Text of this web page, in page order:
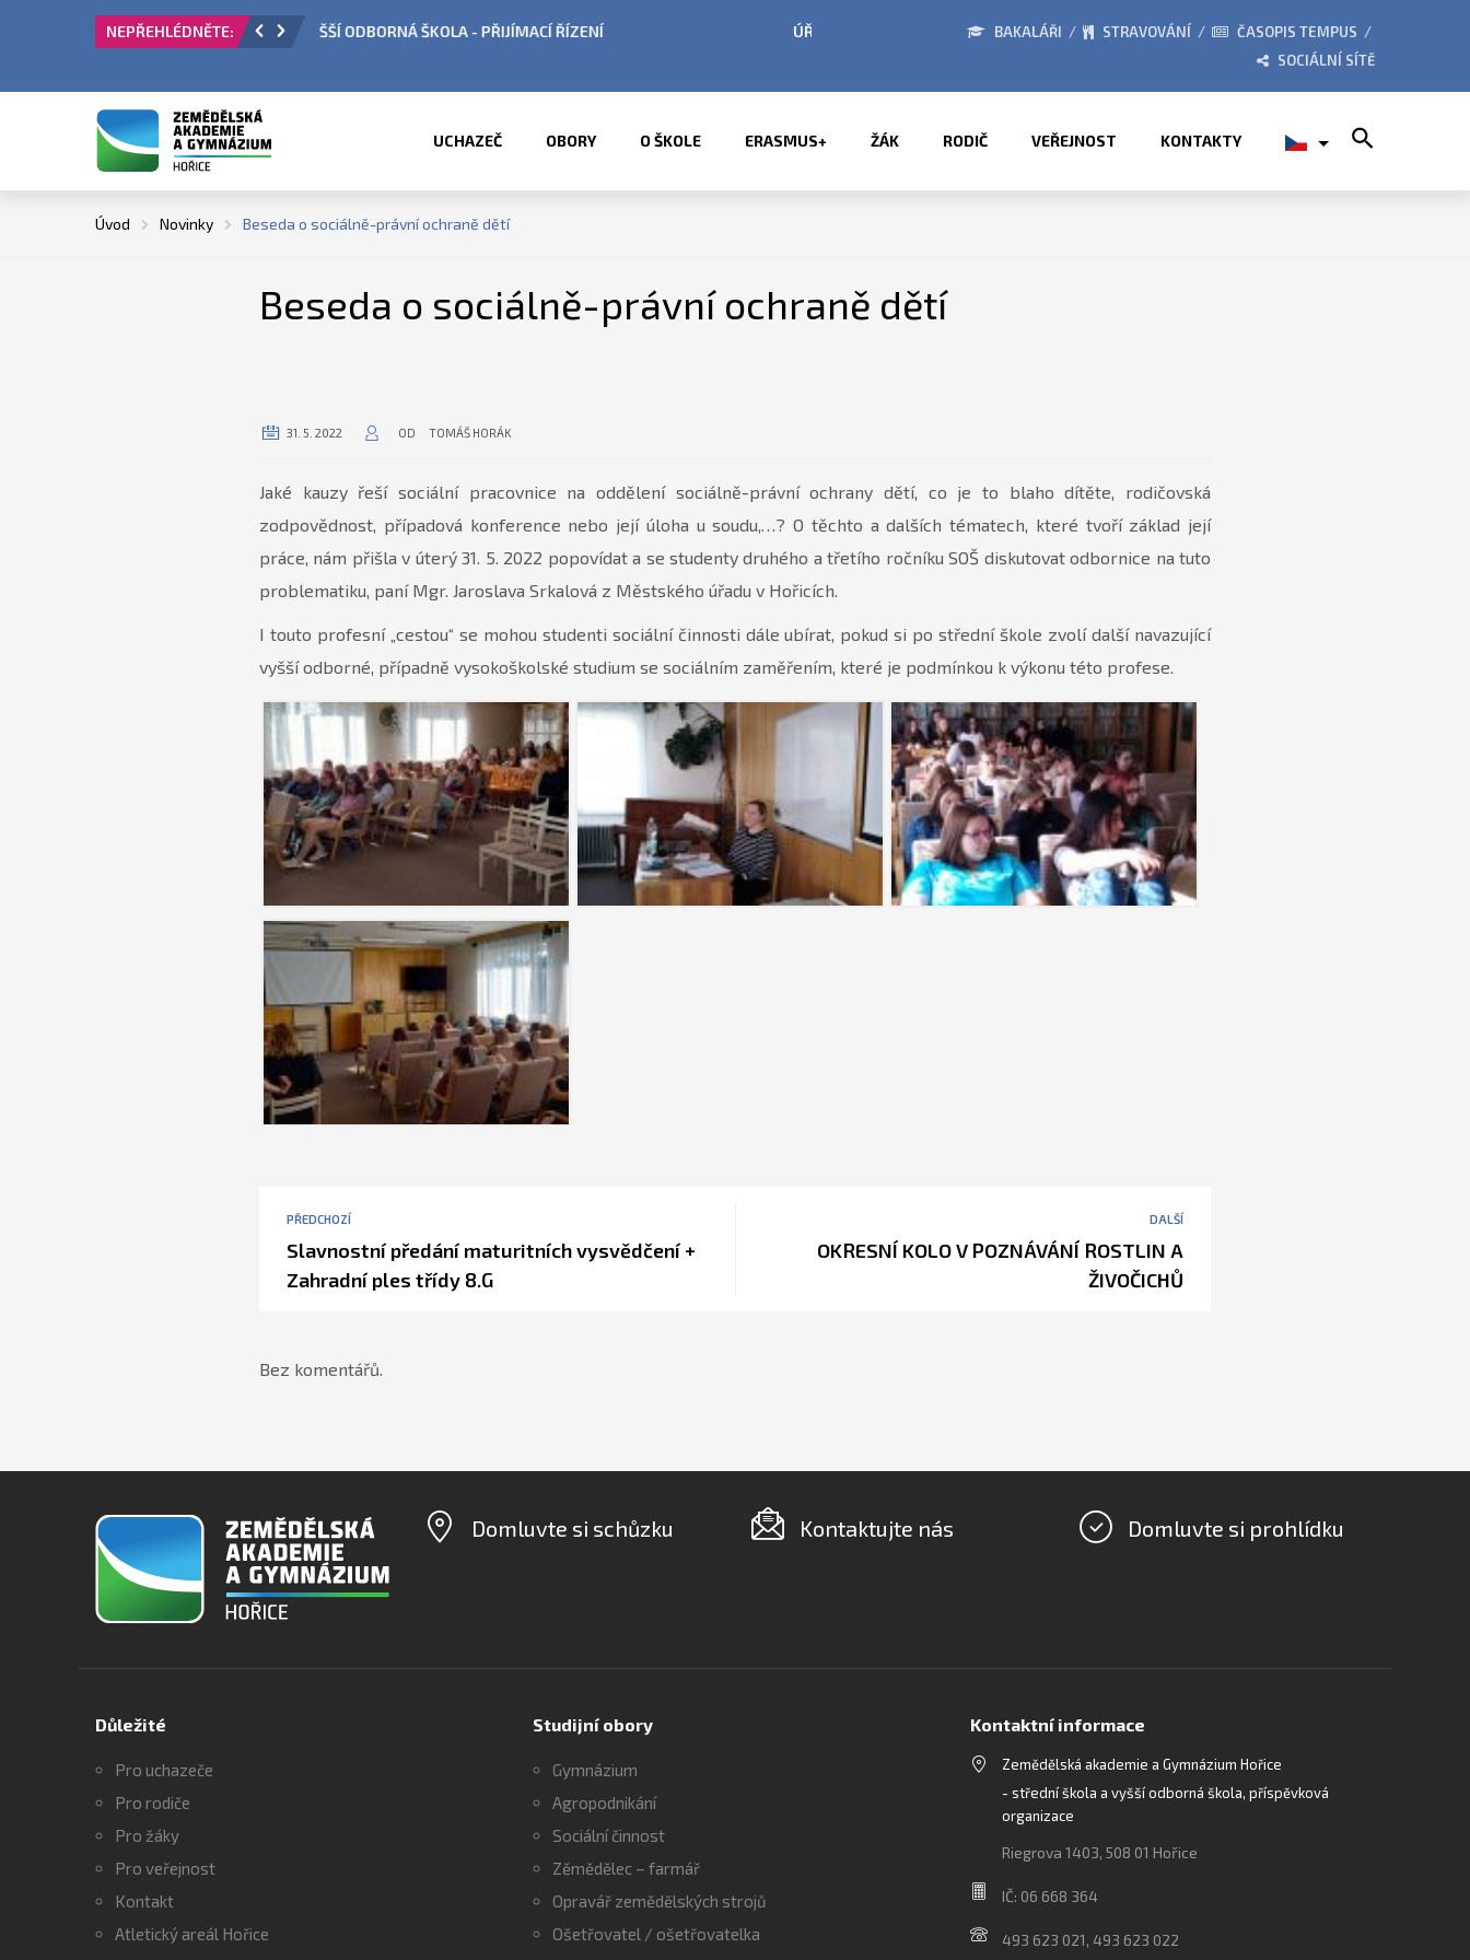
PŘIJÍMACÍ ŘÍZENÍ ÚŘEDNÍ HODINY V OBDOBÍ LETNÍCH PRÁZDNIN PŘÍMĚSTSKÉ TÁBORY 2026 ZE ŽIVOTA ŠKOLY
BAKALÁŘI STRAVOVÁNÍ
ČASOPIS TEMPUS
SOCIÁLNÍ SÍTĚ
UCHAZEČ OBORY O ŠKOLE ERASMUS+ ŽÁK RODIČ VEŘEJNOST KONTAKTY
Úvod Novinky Beseda o sociálně-právní ochraně dětí
Beseda o sociálně-právní ochraně dětí
31. 5. 2022 OD TOMÁŠ HORÁK
Jaké kauzy řeší sociální pracovnice na oddělení sociálně-právní ochrany dětí, co je to blaho dítěte, rodičovská
zodpovědnost, případová konference nebo její úloha u soudu,…? O těchto a dalších tématech, které tvoří základ její
práce, nám přišla v úterý 31. 5. 2022 popovídat a se studenty druhého a třetího ročníku SOŠ diskutovat odbornice na tuto
problematiku, paní Mgr. Jaroslava Srkalová z Městského úřadu v Hořicích.
I touto profesní „cestou“ se mohou studenti sociální činnosti dále ubírat, pokud si po střední škole zvolí další navazující
vyšší odborné, případně vysokoškolské studium se sociálním zaměřením, které je podmínkou k výkonu této profese.
PŘEDCHOZÍ
Slavnostní předání maturitních vysvědčení +
Zahradní ples třídy 8.G
DALŠÍ
OKRESNÍ KOLO V POZNÁVÁNÍ ROSTLIN A
ŽIVOČICHŮ
Bez komentářů.
Domluvte si schůzku Kontaktujte nás Domluvte si prohlídku
Důležité
Pro uchazeče
Pro rodiče
Pro žáky
Pro veřejnost
Kontakt
Atletický areál Hořice
Studijní obory
Gymnázium
Agropodnikání
Sociální činnost
Zěmědělec – farmář
Opravář zemědělských strojů
Ošetřovatel / ošetřovatelka
Kontaktní informace
Zemědělská akademie a Gymnázium Hořice
- střední škola a vyšší odborná škola, příspěvková
organizace
Riegrova 1403, 508 01 Hořice
IČ: 06 668 364
493 623 021, 493 623 022